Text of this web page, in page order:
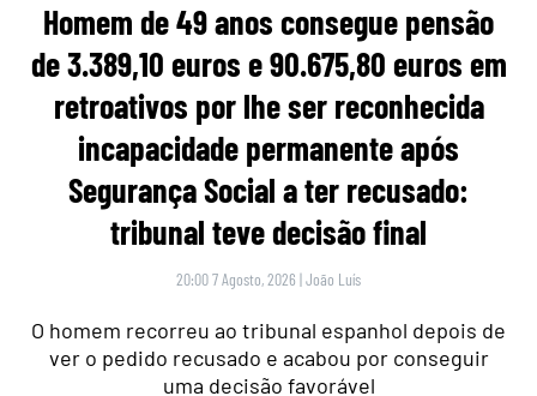
Homem de 49 anos consegue pensão
de 3.389,10 euros e 90.675,80 euros em
retroativos por lhe ser reconhecida
incapacidade permanente após
Segurança Social a ter recusado:
tribunal teve decisão final
20:00 7 Agosto, 2026 |João Luís
O homem recorreu ao tribunal espanhol depois de
ver o pedido recusado e acabou por conseguir
uma decisão favorável